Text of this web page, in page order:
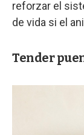
reforzar el
de vida si el
Tender